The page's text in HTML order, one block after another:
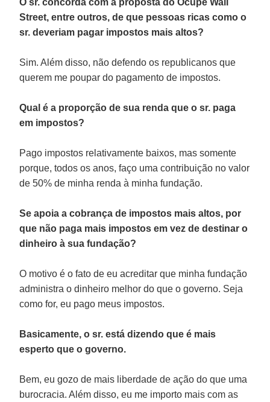
Street, entre outros, de que pessoas ricas como o
sr. deveriam pagar impostos mais altos?
Sim. Além disso, não defendo os republicanos que
querem me poupar do pagamento de impostos.
Qual é a proporção de sua renda que o sr. paga
em impostos?
Pago impostos relativamente baixos, mas somente
porque, todos os anos, faço uma contribuição no valor
de 50% de minha renda à minha fundação.
Se apoia a cobrança de impostos mais altos, por
que não paga mais impostos em vez de destinar o
dinheiro à sua fundação?
O motivo é o fato de eu acreditar que minha fundação
administra o dinheiro melhor do que o governo. Seja
como for, eu pago meus impostos.
Basicamente, o sr. está dizendo que é mais
esperto que o governo.
Bem, eu gozo de mais liberdade de ação do que uma
burocracia. Além disso, eu me importo mais com as